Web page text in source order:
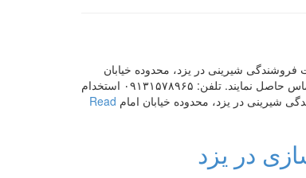
شیرینی در یزد، محدوده خیابان
امام (شیفت عصر) نیازمندیم. متقاضیان واجد شرایط میتوانند با شماره تلفن زیر تماس حاصل نمایند. تلفن: ۰۹۱۳۱۵۷۸۹۶۵ استخدام
شیرینی در یزد، محدوده خیابان امام Read
در یزد